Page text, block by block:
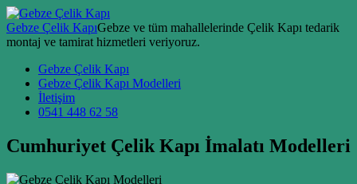
Skip to content
Gebze Çelik KapıGebze ve tüm mahallelerinde Çelik Kapı tedarik
montaj ve tamirat hizmetleri veriyoruz.
Main Navigation
Gebze Çelik Kapı
Gebze Çelik Kapı Modelleri
İletişim
0541 448 62 58
Cumhuriyet Çelik Kapı İmalatı Modelleri